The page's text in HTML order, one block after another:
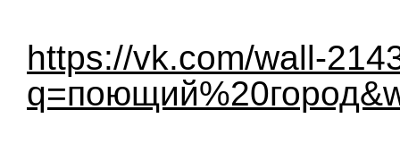
https://vk.com/wall-